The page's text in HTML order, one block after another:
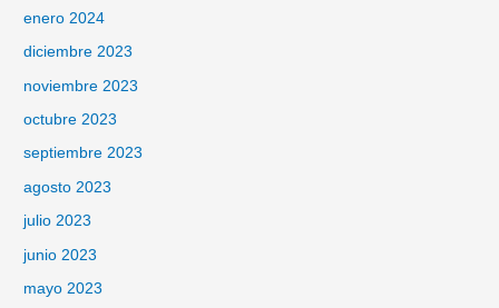
enero 2024
diciembre 2023
noviembre 2023
octubre 2023
septiembre 2023
agosto 2023
julio 2023
junio 2023
mayo 2023